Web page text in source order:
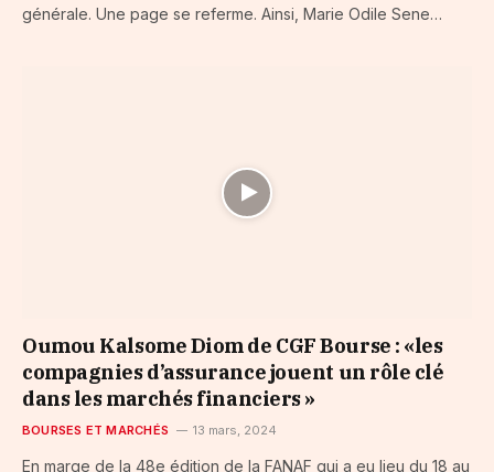
générale. Une page se referme. Ainsi, Marie Odile Sene…
Oumou Kalsome Diom de CGF Bourse : «les
compagnies d’assurance jouent un rôle clé
dans les marchés financiers »
BOURSES ET MARCHÉS 13 mars, 2024
En marge de la 48e édition de la FANAF qui a eu lieu du 18 au